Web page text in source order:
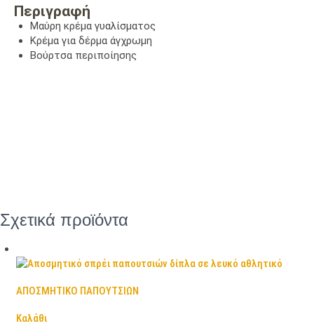
Περιγραφή
Μαύρη κρέμα γυαλίσματος
Κρέμα για δέρμα άγχρωμη
Βούρτσα περιποίησης
Σχετικά προϊόντα
ΑΠΟΣΜΗΤΙΚΟ ΠΑΠΟΥΤΣΙΩΝ
Καλάθι